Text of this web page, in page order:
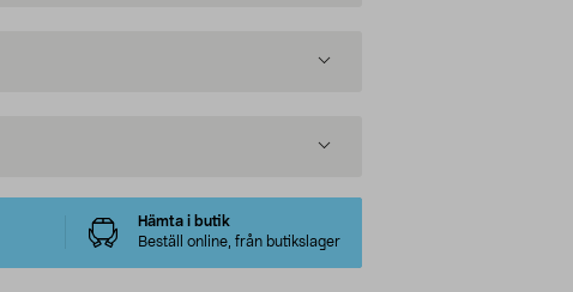
Hämta i butik
Beställ online, från butikslager